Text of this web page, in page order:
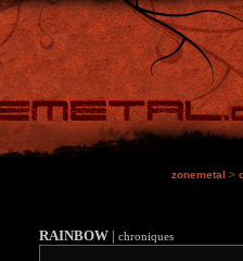
zonemetal >
RAINBOW | chroniques